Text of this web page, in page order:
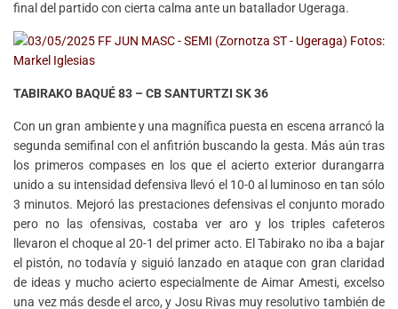
final del partido con cierta calma ante un batallador Ugeraga.
TABIRAKO BAQUÉ 83 – CB SANTURTZI SK 36
Con un gran ambiente y una magnífica puesta en escena arrancó la
segunda semifinal con el anfitrión buscando la gesta. Más aún tras
los primeros compases en los que el acierto exterior durangarra
unido a su intensidad defensiva llevó el 10-0 al luminoso en tan sólo
3 minutos. Mejoró las prestaciones defensivas el conjunto morado
pero no las ofensivas, costaba ver aro y los triples cafeteros
llevaron el choque al 20-1 del primer acto. El Tabirako no iba a bajar
el pistón, no todavía y siguió lanzado en ataque con gran claridad
de ideas y mucho acierto especialmente de Aimar Amesti, excelso
una vez más desde el arco, y Josu Rivas muy resolutivo también de